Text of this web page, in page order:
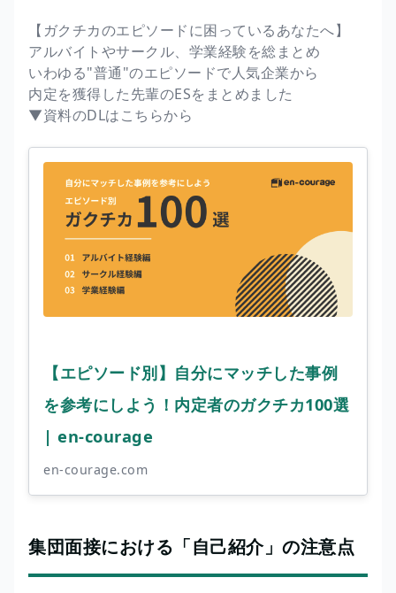
【ガクチカのエピソードに困っているあなたへ】
アルバイトやサークル、学業経験を総まとめ
いわゆる"普通"のエピソードで人気企業から
内定を獲得した先輩のESをまとめました
▼資料のDLはこちらから
【エピソード別】自分にマッチした事例
を参考にしよう！内定者のガクチカ100選
| en-courage
en-courage.com
集団面接における「自己紹介」の注意点